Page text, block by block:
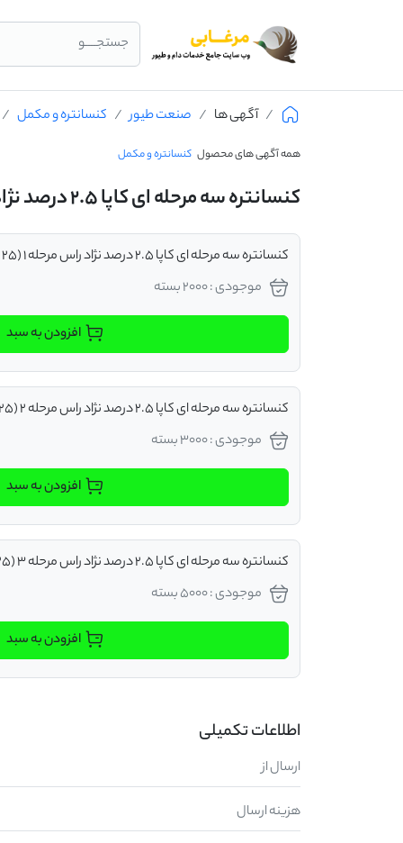
جستجــــو
آگهی ها صنعت طیور کنسانتره و مکمل
همه آگهی های محصول کنسانتره و مکمل
کنسانتره سه مرحله ای کاپا 2.5 درصد نژاد راس
کنسانتره سه مرحله ای کاپا 2.5 درصد نژاد راس مرحله 1 (25 کیلوگرم)
موجودی : 2000 بسته
افزودن به سبد
کنسانتره سه مرحله ای کاپا 2.5 درصد نژاد راس مرحله 2 (25 کیلوگرم)
موجودی : 3000 بسته
افزودن به سبد
کنسانتره سه مرحله ای کاپا 2.5 درصد نژاد راس مرحله 3 (25 کیلوگرم)
موجودی : 5000 بسته
افزودن به سبد
اطلاعات تکمیلی
ارسال از
هزینه ارسال